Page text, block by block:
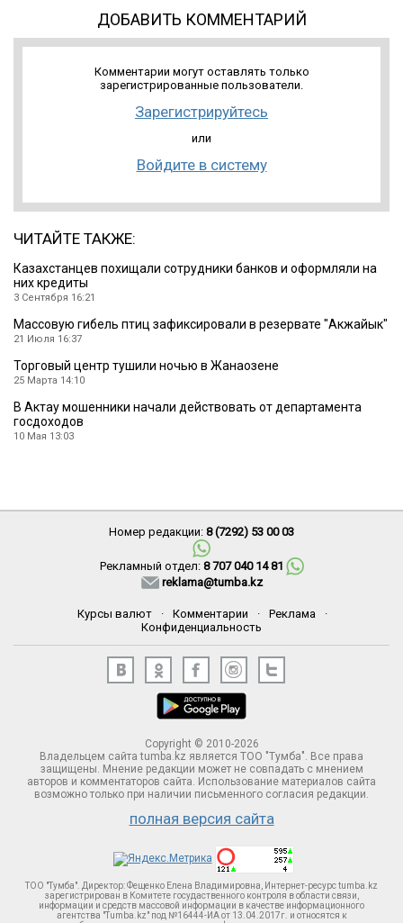
ДОБАВИТЬ КОММЕНТАРИЙ
Комментарии могут оставлять только
зарегистрированные пользователи.
Зарегистрируйтесь
или
Войдите в систему
ЧИТАЙТЕ ТАКЖЕ:
Казахстанцев похищали сотрудники банков и оформляли на
них кредиты
3 Сентября 16:21
Массовую гибель птиц зафиксировали в резервате ″Акжайык″
21 Июля 16:37
Торговый центр тушили ночью в Жанаозене
25 Марта 14:10
В Актау мошенники начали действовать от департамента
госдоходов
10 Мая 13:03
Номер редакции: 8 (7292) 53 00 03
Рекламный отдел: 8 707 040 14 81
reklama@tumba.kz
Курсы валют · Комментарии · Реклама
·
Конфиденциальность
Copyright © 2010-2026
Владельцем сайта tumba.kz является ТОО "Тумба". Все права
защищены. Мнение редакции может не совпадать с мнением
авторов и комментаторов сайта. Использование материалов сайта
возможно только при наличии письменного согласия редакции.
полная версия сайта
ТОО "Тумба". Директор: Фещенко Елена Владимировна, Интернет-ресурс tumba.kz
зарегистрирован в Комитете госудаственного контроля в области связи,
информации и средств массовой информации в качестве информационного
агентства "Tumba.kz" под №16444-ИА от 13.04.2017г. и относятся к